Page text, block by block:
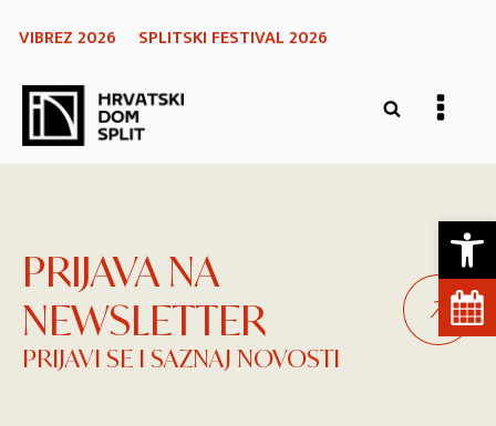
VIBREZ 2026 SPLITSKI FESTIVAL 2026
PRIJAVA NA
NEWSLETTER
PRIJAVI SE I SAZNAJ NOVOSTI